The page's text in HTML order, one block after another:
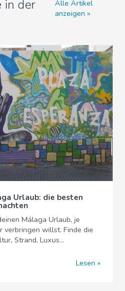
in der
Alle Artikel
anzeigen
Urlaub: die besten
Málaga Urlaub, je
verbringen willst. Finde die
Strand, Luxus...
Lesen